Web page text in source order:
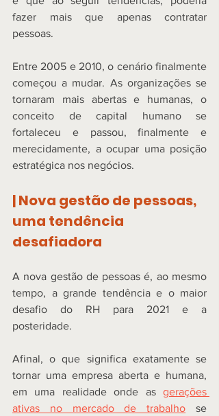
fazer mais que apenas contratar
pessoas.
Entre 2005 e 2010, o cenário finalmente
começou a mudar. As organizações se
tornaram mais abertas e humanas, o
conceito de capital humano se
fortaleceu e passou, finalmente e
merecidamente, a ocupar uma posição
estratégica nos negócios.
| Nova gestão de pessoas,
uma tendência
desafiadora
A nova gestão de pessoas é, ao mesmo
tempo, a grande tendência e o maior
desafio do RH para 2021 e a
posteridade.
Afinal, o que significa exatamente se
tornar uma empresa aberta e humana,
em uma realidade onde as gerações
ativas no mercado de trabalho se